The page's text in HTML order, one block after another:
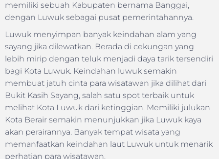
memiliki sebuah Kabupaten bernama Banggai,
dengan Luwuk sebagai pusat pemerintahannya.
Luwuk menyimpan banyak keindahan alam yang
sayang jika dilewatkan. Berada di cekungan yang
lebih mirip dengan teluk menjadi daya tarik tersendiri
bagi Kota Luwuk. Keindahan luwuk semakin
membuat jatuh cinta para wisatawan jika dilihat dari
Bukit Kasih Sayang, salah satu spot terbaik untuk
melihat Kota Luwuk dari ketinggian. Memiliki julukan
Kota Berair semakin menunjukkan jika Luwuk kaya
akan perairannya. Banyak tempat wisata yang
memanfaatkan keindahan laut Luwuk untuk menarik
perhatian para wisatawan.